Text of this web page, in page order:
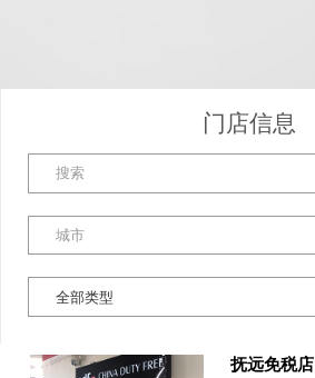
门店信息
全部类型
抚远免税店